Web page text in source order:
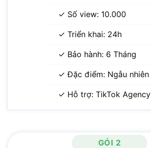
✓ Số view: 10.000
✓ Triển khai: 24h
✓ Bảo hành: 6 Tháng
✓ Đặc điểm: Ngẫu nhiên
✓ Hỗ trợ: TikTok Agency
GÓI 2